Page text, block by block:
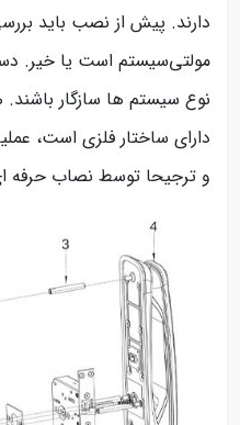
دارند. پیش از نصب باید
مولتی‌سیستم است یا خیر.
نوع سیستم ها سازگار
دارای ساختار فلزی است،
و ترجیحا توسط نصاب حرفه